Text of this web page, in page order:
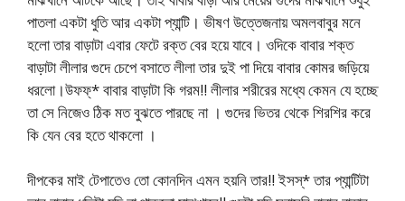
পাতলা একটা ধুতি আর একটা প্যান্টি। ভীষণ উত্তেজনায় অমলবাবুর মনে
হলো তার বাড়াটা এবার ফেটে রক্ত বের হয়ে যাবে। ওদিকে বাবার শক্ত
বাড়াটা লীলার গুদে চেপে বসাতে লীলা তার দুই পা দিয়ে বাবার কোমর জড়িয়ে
ধরলো।উফফ্* বাবার বাড়াটা কি গরম!! লীলার শরীরের মধ্যে কেমন যে হচ্ছে
তা সে নিজেও ঠিক মত বুঝতে পারছে না । গুদের ভিতর থেকে শিরশির করে
কি যেন বের হতে থাকলো ।
দীপকের মাই টেপাতেও তো কোনদিন এমন হয়নি তার!! ইসস্* তার প্যান্টিটা